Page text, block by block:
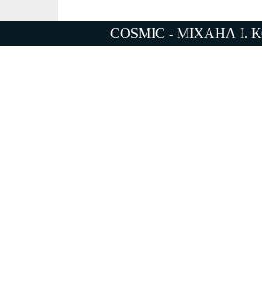
COSMIC - ΜΙΧΑΗΛ Ι.